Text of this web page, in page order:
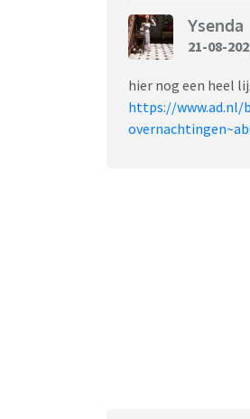
Ysenda
21-08-
hier nog een heel
https://